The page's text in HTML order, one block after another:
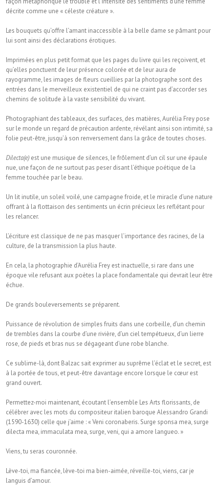
décrite comme une « céleste créature ».
Les bouquets qu’offre l’amant inaccessible à la belle dame se pâmant pour
lui sont ainsi des déclarations érotiques.
Imprimées en plus petit format que les pages du livre qui les reçoivent, et
qu’elles ponctuent de leur présence colorée et de leur aura de
rayogramme, les images de fleurs cueillies par la photographe sont des
entrées dans le merveilleux existentiel de qui ne craint pas d’accorder ses
chemins de solitude à la vaste sensibilité du vivant.
Photographiant des tableaux, des surfaces, des matières, Aurélia Frey pose
sur le monde un regard de précaution ardente, révélant ainsi son intimité, sa
folie peut-être, jusqu’à son renversement dans la grâce de toutes choses.
Dilecta(e) est une musique de silences, le frôlement d’un cil sur une épaule
nue, une façon de ne surtout pas peser disant l’éthique poétique de la
femme touchée par le beau.
Un lit inutile, un soleil voilé, une campagne froide, et le miracle d’une nature
offrant à la flottaison des sentiments un écrin précieux les reflétant pour
les relancer.
L’écriture est classique de ne pas masquer l’importance des racines, de la
culture, de la transmission la plus haute.
En cela, la photographie d’Aurélia Frey est inactuelle, si rare dans une
époque vile refusant aux poètes la place fondamentale qui devrait leur être
échue.
De grands bouleversements se préparent.
Puissance de révolution de simples fruits dans une corbeille, d’un chemin
de trembles dans la courbe d’une rivière, d’un ciel tempétueux, d’un lierre
rose, de pieds et bras nus se dégageant d’une robe blanche.
Ce sublime-là, dont Balzac sait exprimer au suprême l’éclat et le secret, est
à la portée de tous, et peut-être davantage encore lorsque le cœur est
grand ouvert.
Permettez-moi maintenant, écoutant l’ensemble Les Arts florissants, de
célébrer avec les mots du compositeur italien baroque Alessandro Grandi
(1590-1630) celle que j’aime : « Veni coronaberis. Surge sponsa mea, surge
dilecta mea, immaculata mea, surge, veni, qui a amore langueo. »
Viens, tu seras couronnée.
Lève-toi, ma fiancée, lève-toi ma bien-aimée, réveille-toi, viens, car je
languis d’amour.